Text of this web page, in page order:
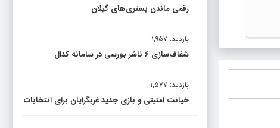
نود ارومیه آبروی آذربایجان غربی است /
رقمی ماندن بستری های گیلان
بازدید: ۱,۹۵۷
شفاف‌سازی ۶ ناشر بورسی در سامانه کدال
بازدید: ۱,۵۷۷
خیانت امنیتی و بازی جدید غربگرایان برای انتخابات